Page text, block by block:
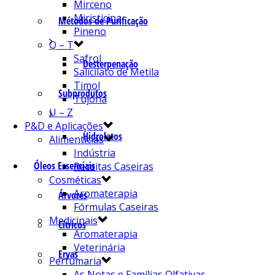
Métodos de Purificação
Desterpenação
Subprodutos
Hidrolatos
Óleos Essenciais
Árvores
Cítricos
Ervas
Mirceno
Miristicina
Pineno
Q – T
Safrol
Salicilato de Metila
Timol
Tujona
U – Z
P&D e Aplicações
Alimentícias
Indústria
Receitas Caseiras
Cosméticas
Aromaterapia
Fórmulas Caseiras
Medicinais
Aromaterapia
Veterinária
Perfumaria